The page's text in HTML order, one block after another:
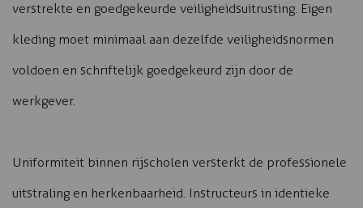
verstrekte en goedgekeurde veiligheidsuitrusting. Eigen
kleding moet minimaal aan dezelfde veiligheidsnormen
voldoen en schriftelijk goedgekeurd zijn door de
werkgever.
Uniformiteit binnen rijscholen versterkt de professionele
uitstraling en herkenbaarheid. Instructeurs in identieke